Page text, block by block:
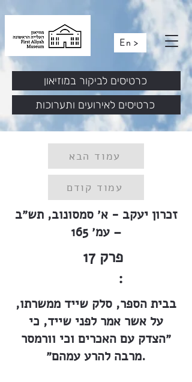
En >
כרטיסים לאירועים ותערוכות
כרטיסים לביקור במוזיאון
עמוד הבא
עמוד קודם
זכרון יעקב - א׳ סמסונוב, תש״ב
– עמ׳ 165
17 פרק
:
בבית הספר, סלק שייד ממשרתו,
על אשר אמר לפני שייד, כי
״הצדק עם האכרים וכי וורמסר
מרבה להרע עמהם״.